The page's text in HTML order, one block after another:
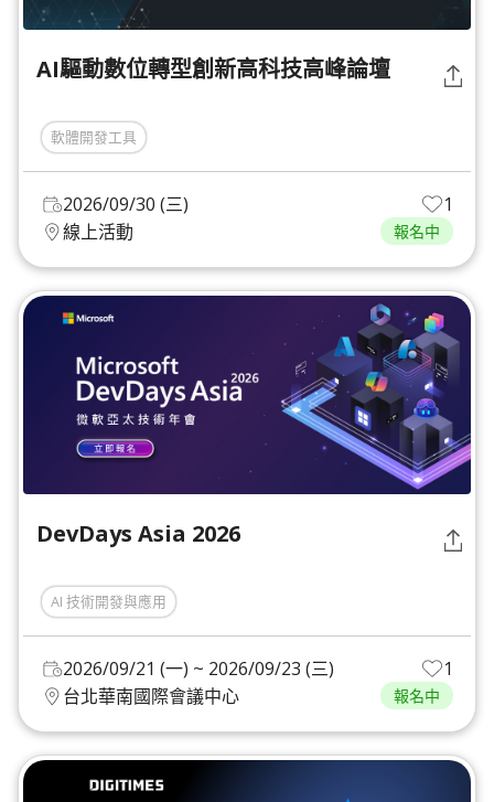
AI驅動數位轉型創新高科技高峰論壇
軟體開發工具
2026/09/30 (三)
1
線上活動
報名中
DevDays Asia 2026
AI 技術開發與應用
2026/09/21 (一) ~ 2026/09/23 (三)
1
台北華南國際會議中心
報名中